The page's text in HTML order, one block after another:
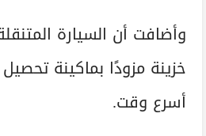
وأضافت أن السيارة
أسرع وقت.